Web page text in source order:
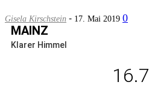
Gisela Kirschstein - 17. Mai 2019 0
MAINZ
Klarer Himmel
16.7